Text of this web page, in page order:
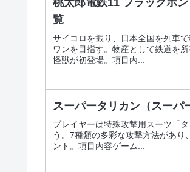
桃太郎電鉄11 ブラックボ
覧
サイコロを振り、日本全国を列車
ワンを目指す。物産として鉄道を
怪獣が初登場。項目内...
スーパータリカン（スーパ
プレイヤーは特殊攻撃用スーツ「
う。7種類の多彩な攻撃方法があ
ント。項目内容ゲーム...